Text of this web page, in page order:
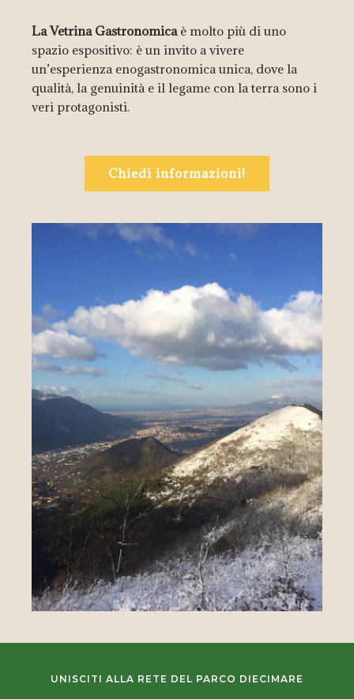
La Vetrina Gastronomicaè molto più di uno
spazio espositivo: è un invito a vivere
un’esperienza enogastronomica unica, dove la
qualità, la genuinità e il legame con la terra sono i
veri protagonisti.
Chiedi informazioni!
UNISCITI ALLA RETE DEL PARCO DIECIMARE